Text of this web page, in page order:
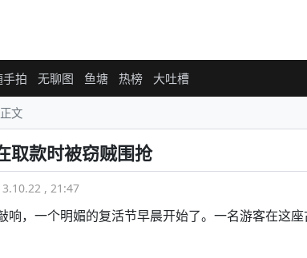
手拍 无聊图 鱼塘 热榜 大吐槽
文
取款时被窃贼围抢
, 21:47
响，一个明媚的复活节早晨开始了。一名游客在这